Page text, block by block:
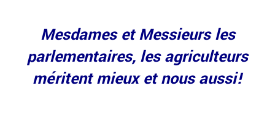
Mesdames et Messieurs les
parlementaires, les agriculteurs
méritent mieux et nous aussi!